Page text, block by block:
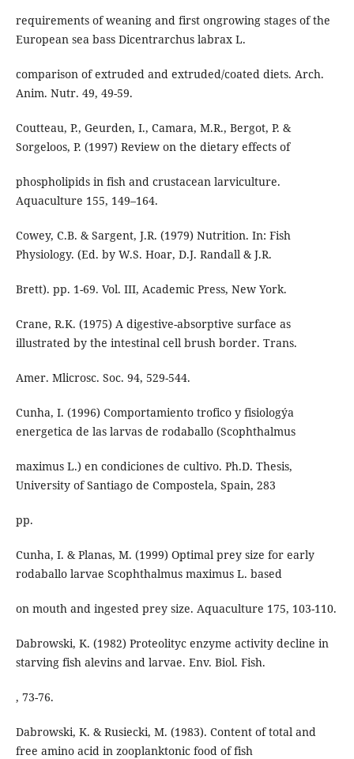
requirements of weaning and first ongrowing stages of the
European sea bass Dicentrarchus labrax L.
comparison of extruded and extruded/coated diets. Arch.
Anim. Nutr. 49, 49-59.
Coutteau, P., Geurden, I., Camara, M.R., Bergot, P. &
Sorgeloos, P. (1997) Review on the dietary effects of
phospholipids in fish and crustacean larviculture.
Aquaculture 155, 149–164.
Cowey, C.B. & Sargent, J.R. (1979) Nutrition. In: Fish
Physiology. (Ed. by W.S. Hoar, D.J. Randall & J.R.
Brett). pp. 1-69. Vol. III, Academic Press, New York.
Crane, R.K. (1975) A digestive-absorptive surface as
illustrated by the intestinal cell brush border. Trans.
Amer. Mlicrosc. Soc. 94, 529-544.
Cunha, I. (1996) Comportamiento trofico y fisiologýa
energetica de las larvas de rodaballo (Scophthalmus
maximus L.) en condiciones de cultivo. Ph.D. Thesis,
University of Santiago de Compostela, Spain, 283
pp.
Cunha, I. & Planas, M. (1999) Optimal prey size for early
rodaballo larvae Scophthalmus maximus L. based
on mouth and ingested prey size. Aquaculture 175, 103-110.
Dabrowski, K. (1982) Proteolityc enzyme activity decline in
starving fish alevins and larvae. Env. Biol. Fish.
, 73-76.
Dabrowski, K. & Rusiecki, M. (1983). Content of total and
free amino acid in zooplanktonic food of fish